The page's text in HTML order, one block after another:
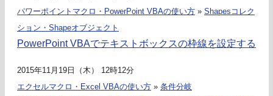
パワーポイントマクロ・PowerPoint VBAの使い方 » Shapesコレク
ション・Shapeオブジェクト
PowerPoint VBAでテキストボックスの枠線を設定する
2015年11月19日（木） 12時12分
エクセルマクロ・Excel VBAの使い方 » 条件分岐